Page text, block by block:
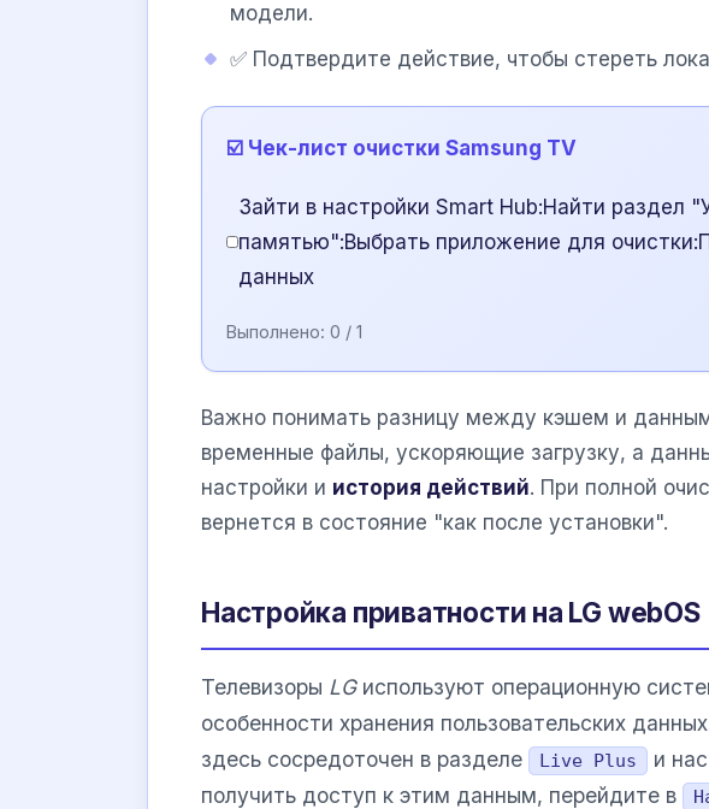
модели.
✅ Подтвердите действие, чтобы стереть
☑️ Чек-лист очистки Samsung TV
Зайти в настройки Smart Hub:Найти раздел
памятью":Выбрать приложение для
данных
Выполнено: 0 / 1
Важно понимать разницу между кэшем и
временные файлы, ускоряющие загрузку, а
настройки и история действий. При полной
вернется в состояние "как после установки".
Настройка приватности на LG webOS
Телевизоры LGиспользуют операционную
особенности хранения пользовательских
здесь сосредоточен в разделе
Live Plus
и
получить доступ к этим данным, перейдите в